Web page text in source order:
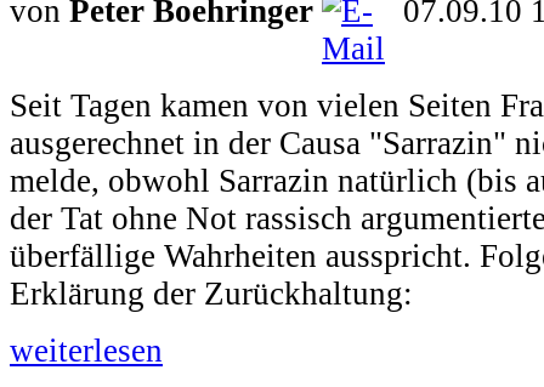
von Peter Boehringer 07.09.10
Seit Tagen kamen von vielen Seiten
ausgerechnet in der Causa "Sarrazin"
melde, obwohl Sarrazin natürlich (bis
der Tat ohne Not rassisch
überfällige Wahrheiten ausspricht.
Erklärung der Zurückhaltung:
weiterlesen